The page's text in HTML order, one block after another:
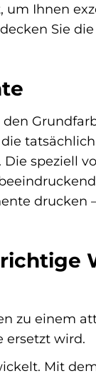
um Ihnen
Sie die
speziell
drucken
zu einem
ersetzt wird.
Mit